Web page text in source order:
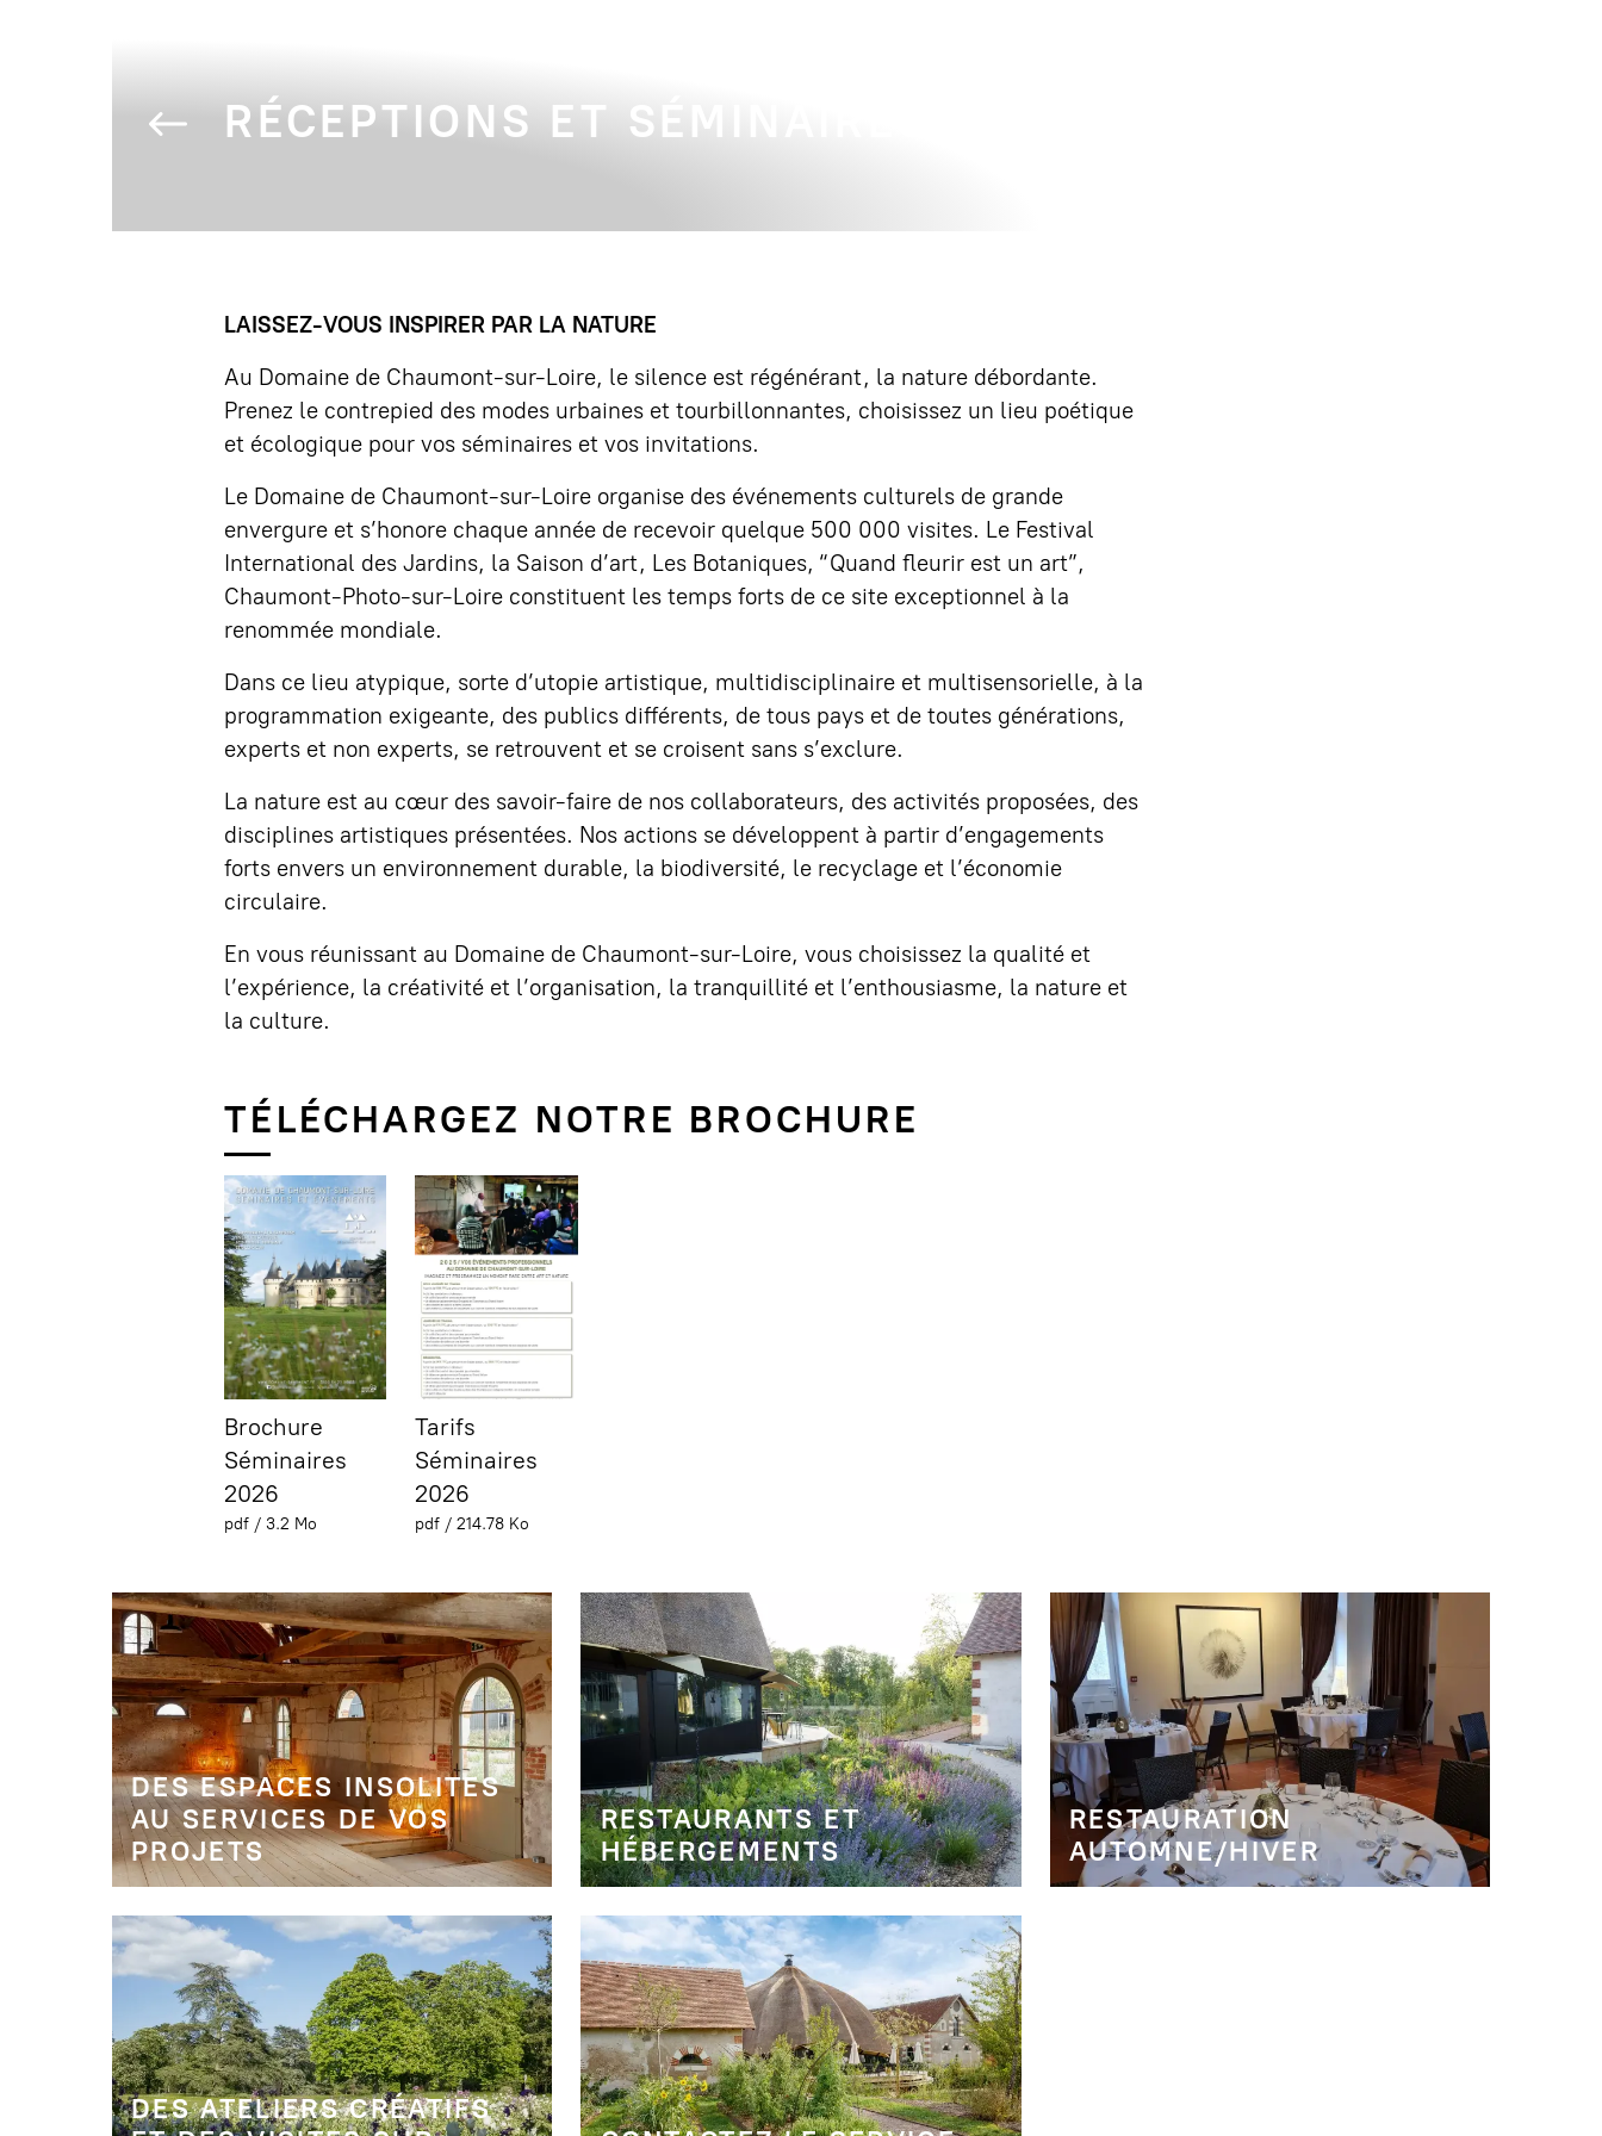
RÉCEPTIONS ET SÉMINAIRES
LAISSEZ-VOUS INSPIRER PAR LA NATURE
Au Domaine de Chaumont-sur-Loire, le silence est régénérant, la nature débordante.
Prenez le contrepied des modes urbaines et tourbillonnantes, choisissez un lieu poétique
et écologique pour vos séminaires et vos invitations.
Le Domaine de Chaumont-sur-Loire organise des événements culturels de grande
envergure et s’honore chaque année de recevoir quelque 500 000 visites. Le Festival
International des Jardins, la Saison d’art, Les Botaniques, “Quand fleurir est un art”,
Chaumont-Photo-sur-Loire constituent les temps forts de ce site exceptionnel à la
renommée mondiale.
Dans ce lieu atypique, sorte d’utopie artistique, multidisciplinaire et multisensorielle, à la
programmation exigeante, des publics différents, de tous pays et de toutes générations,
experts et non experts, se retrouvent et se croisent sans s’exclure.
La nature est au cœur des savoir-faire de nos collaborateurs, des activités proposées, des
disciplines artistiques présentées. Nos actions se développent à partir d’engagements
forts envers un environnement durable, la biodiversité, le recyclage et l’économie
circulaire.
En vous réunissant au Domaine de Chaumont-sur-Loire, vous choisissez la qualité et
l’expérience, la créativité et l’organisation, la tranquillité et l’enthousiasme, la nature et
la culture.
TÉLÉCHARGEZ NOTRE BROCHURE
Brochure
Séminaires
2026
pdf / 3.2 Mo
Tarifs
Séminaires
2026
pdf / 214.78 Ko
DES ESPACES INSOLITES
AU SERVICES DE VOS
PROJETS
RESTAURANTS ET
HÉBERGEMENTS
RESTAURATION
AUTOMNE/HIVER
DES ATELIERS CRÉATIFS